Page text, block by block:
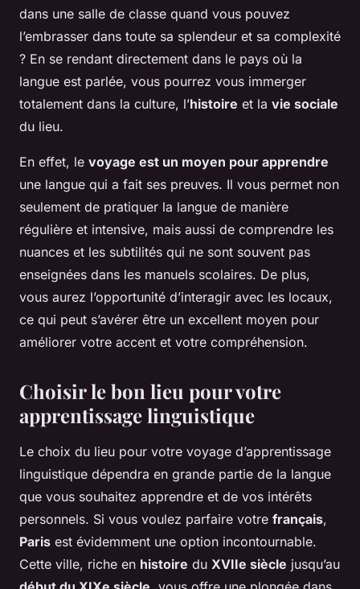
dans une salle de classe quand vous pouvez
l’embrasser dans toute sa splendeur et sa complexité
? En se rendant directement dans le pays où la
langue est parlée, vous pourrez vous immerger
totalement dans la culture, l’histoire et la vie sociale
du lieu.
En effet, le voyage est un moyen pour apprendre
une langue qui a fait ses preuves. Il vous permet non
seulement de pratiquer la langue de manière
régulière et intensive, mais aussi de comprendre les
nuances et les subtilités qui ne sont souvent pas
enseignées dans les manuels scolaires. De plus,
vous aurez l’opportunité d’interagir avec les locaux,
ce qui peut s’avérer être un excellent moyen pour
améliorer votre accent et votre compréhension.
Choisir le bon lieu pour votre
apprentissage linguistique
Le choix du lieu pour votre voyage d’apprentissage
linguistique dépendra en grande partie de la langue
que vous souhaitez apprendre et de vos intérêts
personnels. Si vous voulez parfaire votre français,
Paris est évidemment une option incontournable.
Cette ville, riche en histoire du XVIIe siècle jusqu’au